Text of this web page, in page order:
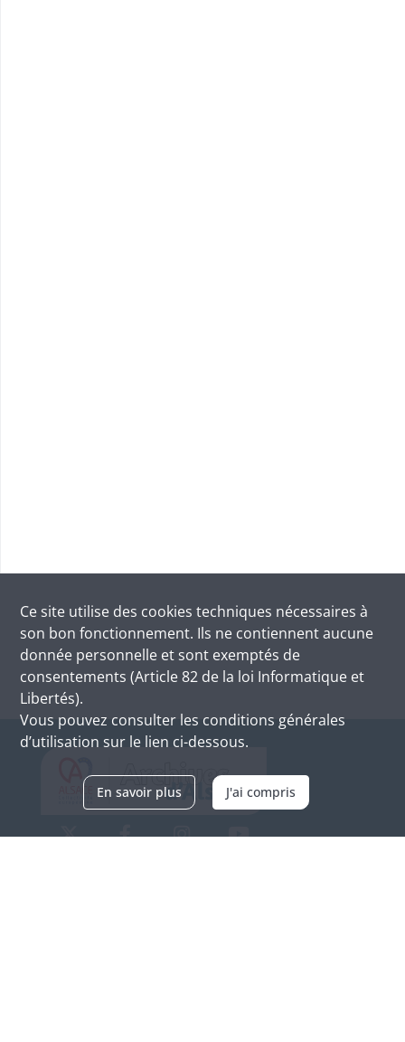
Ce site utilise des cookies techniques nécessaires à
son bon fonctionnement. Ils ne contiennent aucune
donnée personnelle et sont exemptés de
consentements (Article 82 de la loi Informatique et
Libertés).
Vous pouvez consulter les conditions générales
d’utilisation sur le lien ci-dessous.
En savoir plus J'ai compris